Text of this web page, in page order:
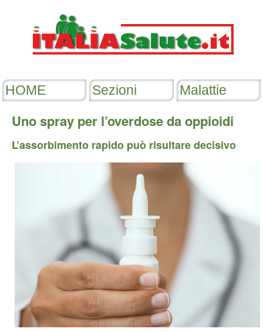
Uno spray per l’overdose da oppioidi
L’assorbimento rapido può risultare decisivo